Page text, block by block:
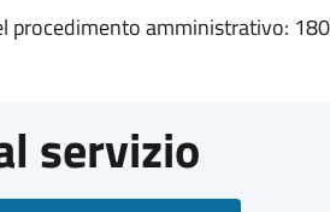
procedimento amministrativo:
servizio